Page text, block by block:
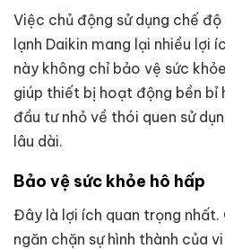
Việc chủ động sử dụng chế độ
lạnh Daikin mang lại nhiều lợi
này không chỉ bảo vệ sức
giúp thiết bị hoạt động bền bỉ
đầu tư nhỏ về thói quen sử
lâu dài.
Bảo vệ sức khỏe hô hấp
Đây là lợi ích quan trọng nhất.
ngăn chặn sự hình thành của